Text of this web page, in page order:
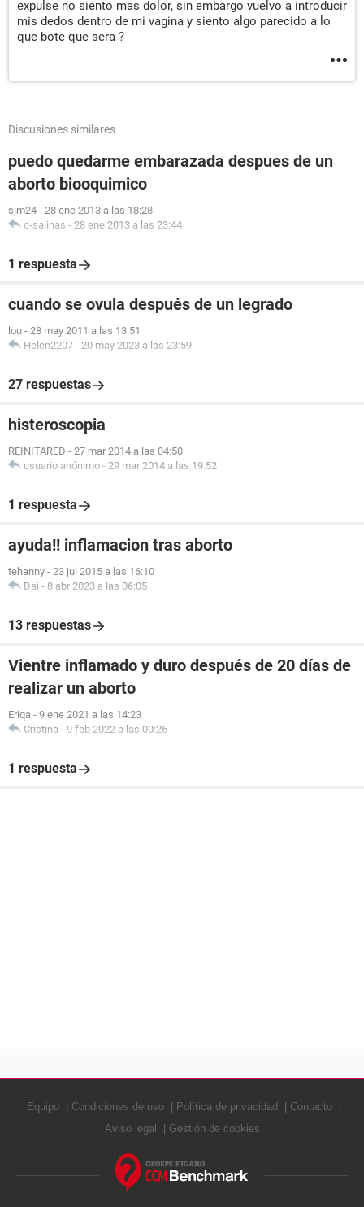
expulse no siento mas dolor, sin embargo vuelvo a introducir
mis dedos dentro de mi vagina y siento algo parecido a lo
que bote que sera ?
Discusiones similares
puedo quedarme embarazada despues de un
aborto biooquimico
sjm24 - 28 ene 2013 a las 18:28
c-salinas - 28 ene 2013 a las 23:44
1 respuesta
cuando se ovula después de un legrado
lou - 28 may 2011 a las 13:51
Helen2207 - 20 may 2023 a las 23:59
27 respuestas
histeroscopia
REINITARED - 27 mar 2014 a las 04:50
usuario anónimo - 29 mar 2014 a las 19:52
1 respuesta
ayuda!! inflamacion tras aborto
tehanny - 23 jul 2015 a las 16:10
Dai - 8 abr 2023 a las 06:05
13 respuestas
Vientre inflamado y duro después de 20 días de
realizar un aborto
Eriqa - 9 ene 2021 a las 14:23
Cristina - 9 feb 2022 a las 00:26
1 respuesta
Equipo Condiciones de uso Política de privacidad
Contacto
Aviso legal
Gestión de cookies